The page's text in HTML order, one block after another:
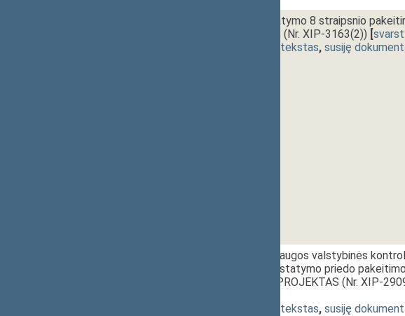
Rinkliavų įstatymo 8 straipsnio
PROJEKTAS (Nr. XIP-3163(2)) [
dokumento tekstas, susiję
Aplinkos apsaugos valstybinės
straipsnių ir Įstatymo priedo
ĮSTATYMO PROJEKTAS (Nr. XIP-
dokumento tekstas, susiję